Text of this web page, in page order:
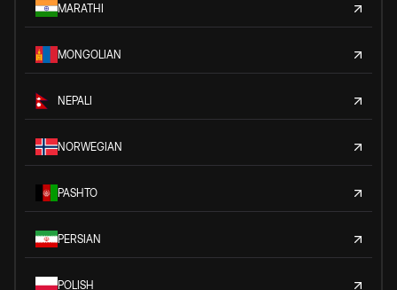
MARATHI
MONGOLIAN
NEPALI
NORWEGIAN
PASHTO
PERSIAN
POLISH